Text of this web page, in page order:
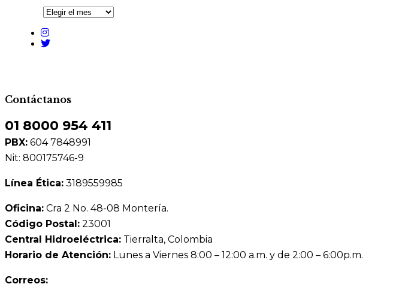
Archivo
Contáctanos
01 8000 954 411
PBX: 604 7848991
Nit: 800175746-9
Línea Ética: 3189559985
Oficina: Cra 2 No. 48-08 Montería.
Código Postal: 23001
Central Hidroeléctrica: Tierralta, Colombia
Horario de Atención: Lunes a Viernes 8:00 – 12:00 a.m. y de 2:00 – 6:00p.m.
Correos: